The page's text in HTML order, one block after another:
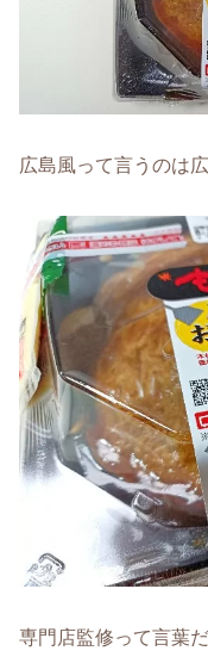
広島風って言うのは
専門店監修って言葉